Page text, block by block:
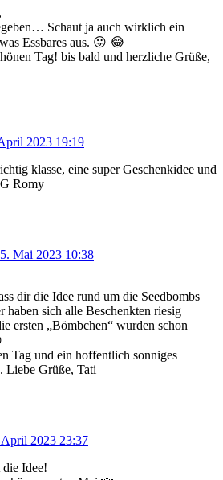
Schaut ja auch wirklich ein
Essbares aus. 😛 😂
Tag! bis bald und herzliche Grüße,
2023 19:19
klasse, eine super Geschenkidee und
Romy
5. Mai 2023 10:38
dir die Idee rund um die Seedbombs
haben sich alle Beschenkten riesig
ersten „Bömbchen“ wurden schon
Tag und ein hoffentlich sonniges
Liebe Grüße, Tati
April 2023 23:37
Idee!